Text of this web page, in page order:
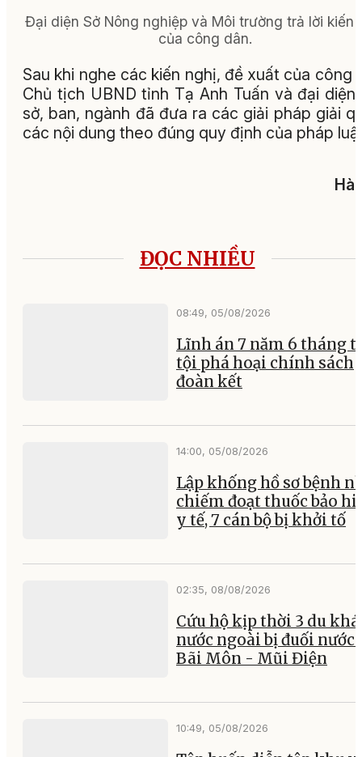
Đại diện Sở Nông nghiệp và Môi trường trả lời kiến
của công dân.
Sau khi nghe các kiến nghị, đề xuất của công
Chủ tịch UBND tỉnh Tạ Anh Tuấn và đại diện
sở, ban, ngành đã đưa ra các giải pháp giải
các nội dung theo đúng quy định của pháp
Hà
ĐỌC NHIỀU
08:49, 05/08/2026
Lĩnh án 7 năm 6 tháng
tội phá hoại chính sách
đoàn kết
14:00, 05/08/2026
Lập khống hồ sơ bệnh
chiếm đoạt thuốc bảo
y tế, 7 cán bộ bị khởi tố
02:35, 08/08/2026
Cứu hộ kịp thời 3 du
nước ngoài bị đuối nước
Bãi Môn - Mũi Điện
10:49, 05/08/2026